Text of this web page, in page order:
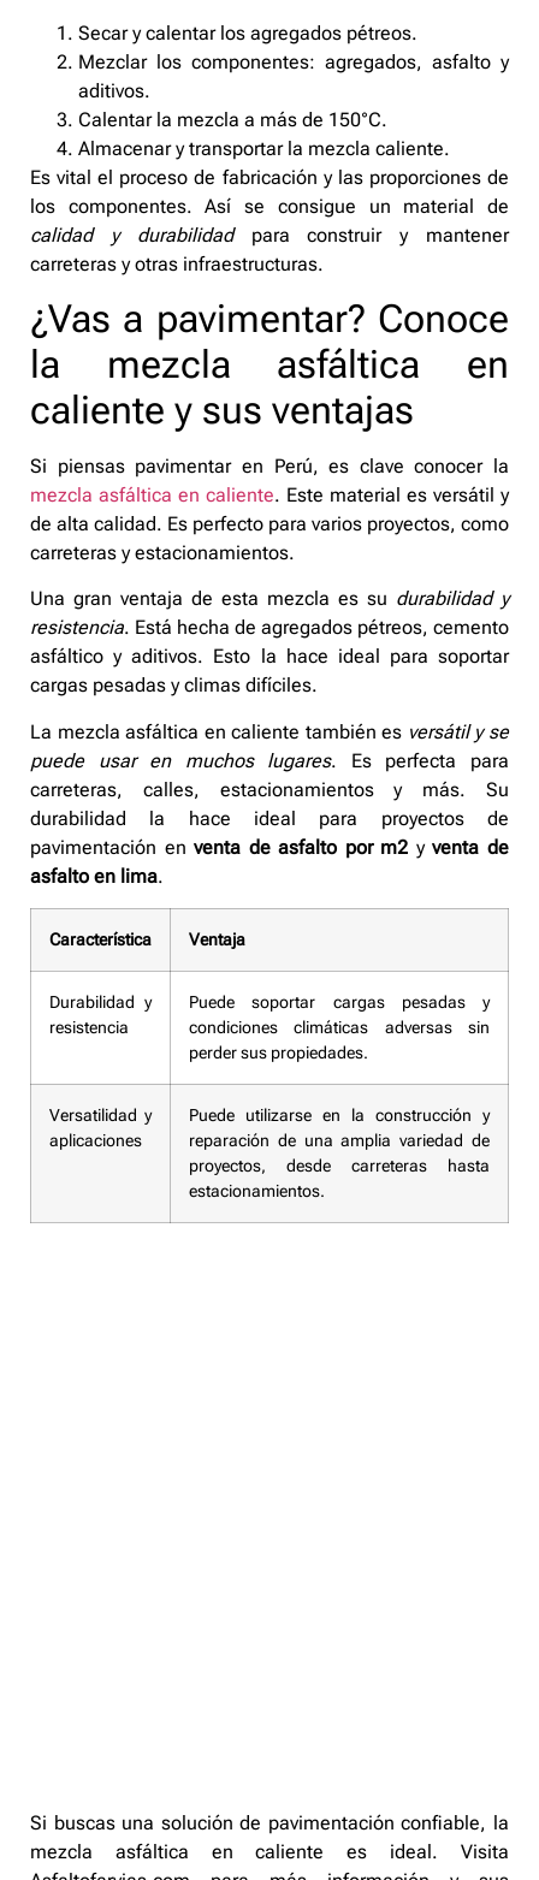
Secar y calentar los agregados pétreos.
Mezclar los componentes: agregados, asfalto y
aditivos.
Calentar la mezcla a más de 150°C.
Almacenar y transportar la mezcla caliente.
Es vital el proceso de fabricación y las proporciones de
los componentes. Así se consigue un material de
calidad y durabilidadpara construir y mantener
carreteras y otras infraestructuras.
¿Vas a pavimentar? Conoce
la mezcla asfáltica en
caliente y sus ventajas
Si piensas pavimentar en Perú, es clave conocer la
mezcla asfáltica en caliente. Este material es versátil y
de alta calidad. Es perfecto para varios proyectos, como
carreteras y estacionamientos.
Una gran ventaja de esta mezcla es su durabilidad y
resistencia. Está hecha de agregados pétreos, cemento
asfáltico y aditivos. Esto la hace ideal para soportar
cargas pesadas y climas difíciles.
La mezcla asfáltica en caliente también es versátil y se
puede usar en muchos lugares. Es perfecta para
carreteras, calles, estacionamientos y más. Su
durabilidad la hace ideal para proyectos de
pavimentación enventa de asfalto por m2 yventa de
asfalto en lima.
Característica Ventaja
Durabilidad y
resistencia
Puede soportar cargas pesadas y
condiciones climáticas adversas sin
perder sus propiedades.
Versatilidad y
aplicaciones
Puede utilizarse en la construcción y
reparación de una amplia variedad de
proyectos, desde carreteras hasta
estacionamientos.
Si buscas una solución de pavimentación confiable, la
mezcla asfáltica en caliente es ideal. Visita